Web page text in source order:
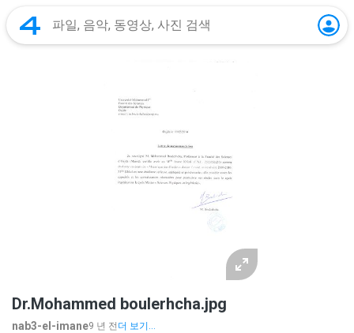
Dr.Mohammed boulerhcha.jpg
nab3-el-imane9 년 전 더 보기...